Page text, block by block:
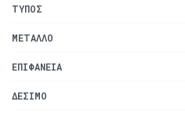
ΤΎΠΟΣ
ΜΈΤΑΛΛΟ
ΕΠΙΦΆΝΕΙΑ
ΔΈΣΙΜΟ